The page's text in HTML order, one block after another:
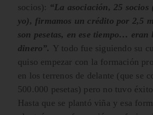
socios): “La asociación, 25
yo), firmamos un crédito por 2,5
son pesetas, en ese tiempo… eran
dinero”. Y todo fue siguiendo su
quiso empezar con la formación
en los terrenos de delante (que se
500.000 pesetas) pero no tuvo
Hasta que se plantó viña y esa